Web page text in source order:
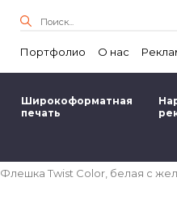
Портфолио О нас
Широкоформатная
печать
Флешка Twist Color, белая с